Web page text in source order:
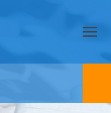
Найти